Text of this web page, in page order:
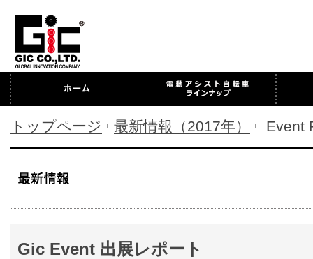
トップページ 最新情報（2017年） Event
Gic Event 出展レポート